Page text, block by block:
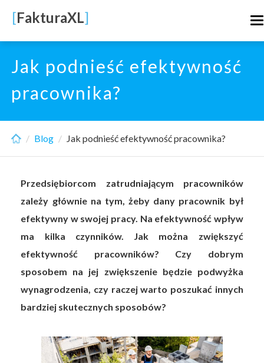
main
content
[FakturaXL]
Jak podnieść efektywność
pracownika?
Blog Jak podnieść efektywność pracownika?
Przedsiębiorcom zatrudniającym pracowników
zależy głównie na tym, żeby dany pracownik był
efektywny w swojej pracy. Na efektywność wpływ
ma kilka czynników. Jak można zwiększyć
efektywność pracowników? Czy dobrym
sposobem na jej zwiększenie będzie podwyżka
wynagrodzenia, czy raczej warto poszukać innych
bardziej skutecznych sposobów?